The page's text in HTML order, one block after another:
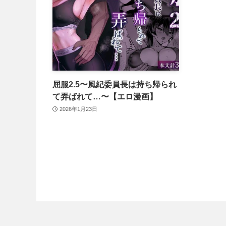
屈服2.5〜風紀委員長は持ち帰られ
て弄ばれて…〜【エロ漫画】
2026年1月23日